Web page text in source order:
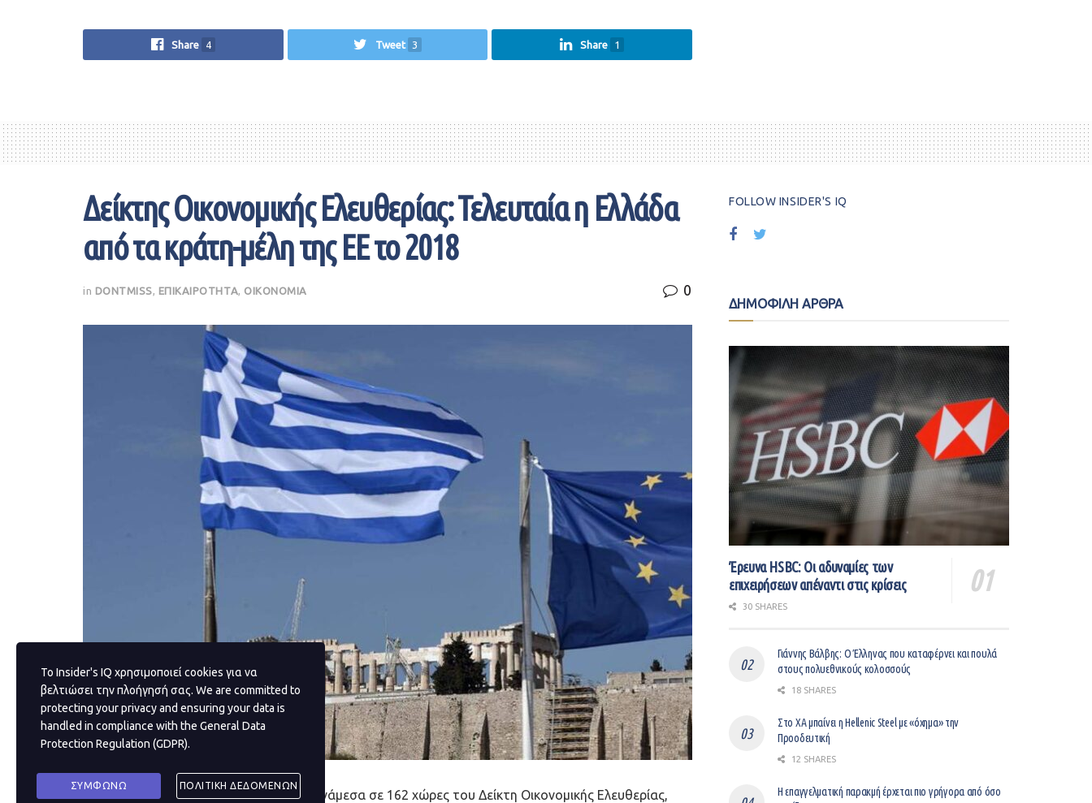
Share 4 Tweet 3 Share 1
Δείκτης Οικονομικής Ελευθερίας: Τελευταία η Ελλάδα
από τα κράτη-μέλη της ΕΕ το 2018
in DONTMISS ΕΠΙΚΑΙΡΟΤΗΤΑ ΟΙΚΟΝΟΜΙΑ 0
Η Ελλάδα καταλαμβάνει την 92η θέση ανάμεσα σε 162 χώρες του Δείκτη Οικονομικής Ελευθερίας,
FOLLOW INSIDER'S IQ
ΔΗΜΟΦΙΛΗ ΑΡΘΡΑ
Έρευνα HSBC: Οι αδυναμίες των
επιχειρήσεων απέναντι στις κρίσεις
30 SHARES
Γιάννης Βάλβης: O Έλληνας που καταφέρνει και πουλά
στους πολυεθνικούς κολοσσούς
18 SHARES
Στο ΧΑ μπαίνει η Hellenic Steel με «όχημα» την
Προοδευτική
12 SHARES
Η επαγγελματική παρακμή έρχεται πιο γρήγορα από όσο
Το Insider's IQ χρησιμοποιεί cookies για να
βελτιώσει την πλοήγησή σας. We are committed to
protecting your privacy and ensuring your data is
handled in compliance with the General Data
Protection Regulation (GDPR).
ΣΥΜΦΩΝΩ ΠΟΛΙΤΙΚΗ ΔΕΔΟΜΕΝΩΝ